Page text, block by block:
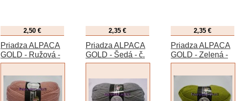
2,50 € 2,35 € 2,35 €
Priadza ALPACA
GOLD - Ružová -
č. 001
Priadza ALPACA
GOLD - Šedá - č.
007
Priadza ALPACA
GOLD - Zelená -
č. 065